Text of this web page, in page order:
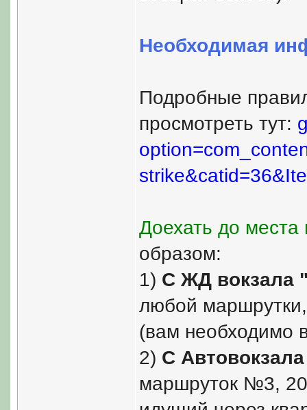
Необходимая
Подробные
просмотреть тут:
Доехать до места
образом:
1) С ЖД вокзала
любой маршрутки,
(вам необходимо
2) С
маршруток №3,